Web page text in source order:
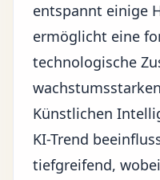
entspannt einige
ermöglicht eine
technologische
Künstlichen
KI-Trend
tiefgreifend,